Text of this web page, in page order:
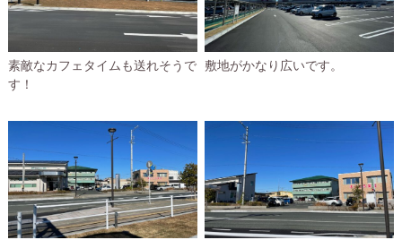
素敵なカフェタイムも送れそうで
す！
敷地がかなり広いです。